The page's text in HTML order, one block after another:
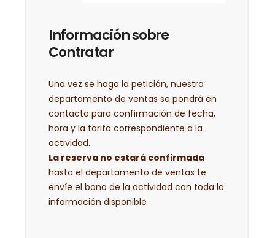
Información sobre
Contratar
Una vez se haga la petición, nuestro
departamento de ventas se pondrá en
contacto para confirmación de fecha,
hora y la tarifa correspondiente a la
actividad.
La reserva no estará confirmada
hasta el departamento de ventas te
envíe el bono de la actividad con toda la
información disponible